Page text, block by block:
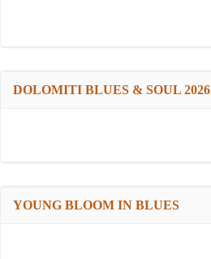
DOLOMITI BLUES & SOUL 2026
YOUNG BLOOM IN BLUES